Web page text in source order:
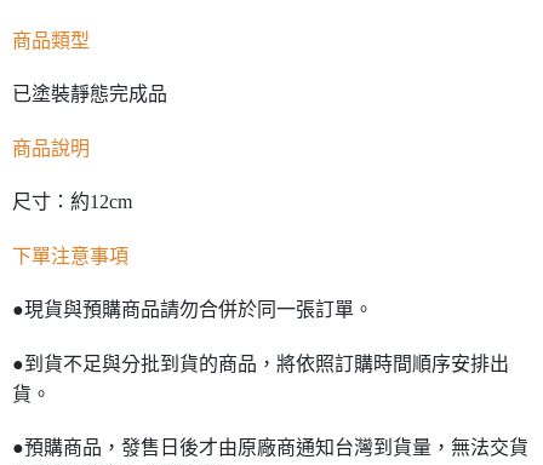
商品類型
已塗裝靜態完成品
商品說明
尺寸：約12cm
下單注意事項
●現貨與預購商品請勿合併於同一張訂單。
●到貨不足與分批到貨的商品，將依照訂購時間順序安排出
貨。
●預購商品，發售日後才由原廠商通知台灣到貨量，無法交貨